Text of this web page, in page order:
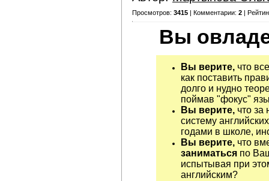
Просмотров: 3415 | Комментарии: 2 |
Вы
Вы верите, что
как поставить
долго и нудно
поймав "фокус"
Вы верите, что за
систему
годами в школе,
Вы верите, что
заниматься по
испытывая при
английским?